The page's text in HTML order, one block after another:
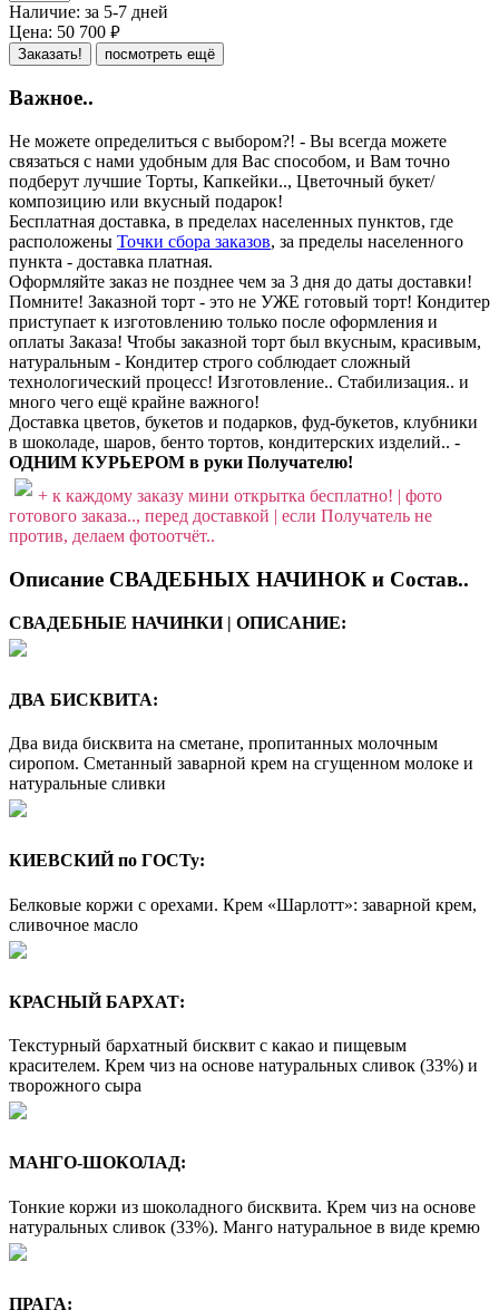
Наличие: за 5-7 дней
Цена: 50 700 руб.
Заказать! посмотреть ещё
Важное..
Не можете определиться с выбором?! - Вы всегда можете
связаться с нами удобным для Вас способом, и Вам точно
подберут лучшие Торты, Капкейки.., Цветочный букет/
композицию или вкусный подарок!
Бесплатная доставка, в пределах населенных пунктов, где
расположены Точки сбора заказов, за пределы населенного
пункта - доставка платная.
Оформляйте заказ не позднее чем за 3 дня до даты доставки!
Помните! Заказной торт - это не УЖЕ готовый торт! Кондитер
приступает к изготовлению только после оформления и
оплаты Заказа! Чтобы заказной торт был вкусным, красивым,
натуральным - Кондитер строго соблюдает сложный
технологический процесс! Изготовление.. Стабилизация.. и
много чего ещё крайне важного!
Доставка цветов, букетов и подарков, фуд-букетов, клубники
в шоколаде, шаров, бенто тортов, кондитерских изделий.. -
ОДНИМ КУРЬЕРОМ в руки Получателю!
+ к каждому заказу мини открытка бесплатно! | фото
готового заказа.., перед доставкой | если Получатель не
против, делаем фотоотчёт..
Описание СВАДЕБНЫХ НАЧИНОК и Состав..
СВАДЕБНЫЕ НАЧИНКИ | ОПИСАНИЕ:
ДВА БИСКВИТА:
Два вида бисквита на сметане, пропитанных молочным
сиропом. Сметанный заварной крем на сгущенном молоке и
натуральные сливки
КИЕВСКИЙ по ГОСТу:
Белковые коржи с орехами. Крем «Шарлотт»: заварной крем,
сливочное масло
КРАСНЫЙ БАРХАТ:
Текстурный бархатный бисквит с какао и пищевым
красителем. Крем чиз на основе натуральных сливок (33%) и
творожного сыра
МАНГО-ШОКОЛАД:
Тонкие коржи из шоколадного бисквита. Крем чиз на основе
натуральных сливок (33%). Манго натуральное в виде кремю
ПРАГА: